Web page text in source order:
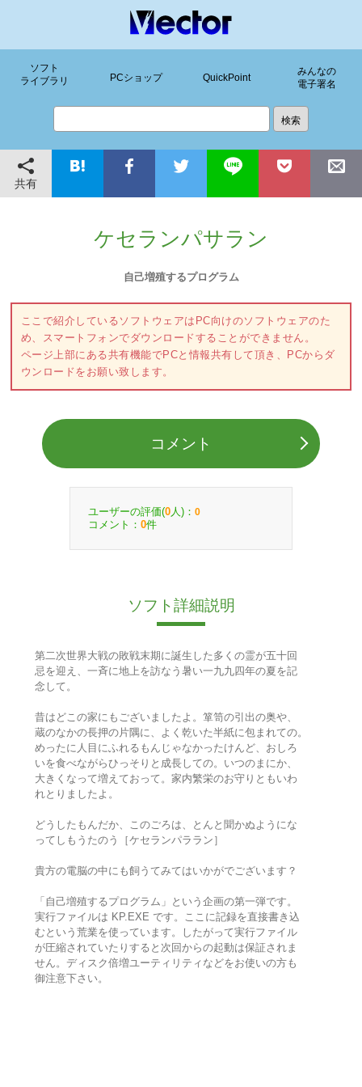
ソフト
ライブラリ
PCショップ QuickPoint
みんなの
電子署名
共有
ケセランパサラン
自己増殖するプログラム
ここで紹介しているソフトウェアはPC向けのソフトウェアのた
め、スマートフォンでダウンロードすることができません。
ページ上部にある共有機能でPCと情報共有して頂き、PCからダ
ウンロードをお願い致します。
コメント
ユーザーの評価(0 人)： 0
コメント： 0件
ソフト詳細説明
第二次世界大戦の敗戦末期に誕生した多くの霊が五十回
忌を迎え、一斉に地上を訪なう暑い一九九四年の夏を記
念して。
昔はどこの家にもございましたよ。箪笥の引出の奥や、
蔵のなかの長押の片隅に、よく乾いた半紙に包まれての。
めったに人目にふれるもんじゃなかったけんど、おしろ
いを食べながらひっそりと成長しての。いつのまにか、
大きくなって増えておって。家内繁栄のお守りともいわ
れとりましたよ。
どうしたもんだか、このごろは、とんと聞かぬようにな
ってしもうたのう［ケセランパララン］
貴方の電脳の中にも飼うてみてはいかがでございます？
「自己増殖するプログラム」という企画の第一弾です。
実行ファイルは KP.EXE です。ここに記録を直接書き込
むという荒業を使っています。したがって実行ファイル
が圧縮されていたりすると次回からの起動は保証されま
せん。ディスク倍増ユーティリティなどをお使いの方も
御注意下さい。